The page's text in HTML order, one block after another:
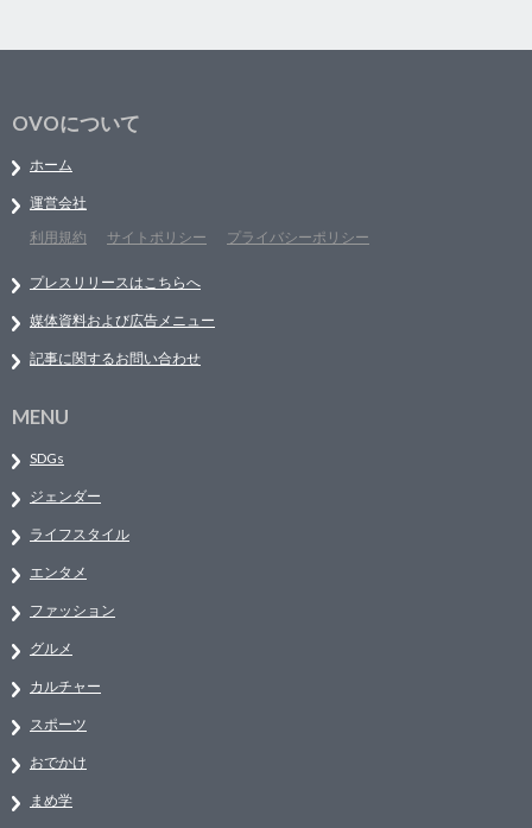
OVOについて
ホーム
運営会社
利用規約
サイトポリシー プライバシーポリシー
プレスリリースはこちらへ
媒体資料および広告メニュー
記事に関するお問い合わせ
MENU
SDGs
ジェンダー
ライフスタイル
エンタメ
ファッション
グルメ
カルチャー
スポーツ
おでかけ
まめ学